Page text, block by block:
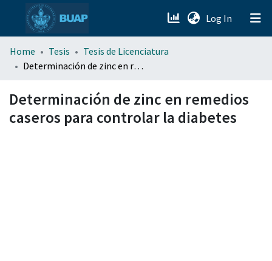
Log In (current)
menu.section.about_menu
Home Tesis
Tesis de Licenciatura
Determinación de zinc en remedios caseros para controlar la diabetes
Determinación de zinc en remedios
caseros para controlar la diabetes